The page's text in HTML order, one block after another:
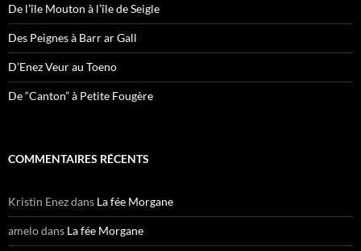
De l’île Mouton à l’île de Seigle
Des Peignes à Barr ar Gall
D’Enez Veur au Toeno
De “Canton” à Petite Fougère
COMMENTAIRES RÉCENTS
Kristin Enezdans La fée Morgane
amelodans La fée Morgane